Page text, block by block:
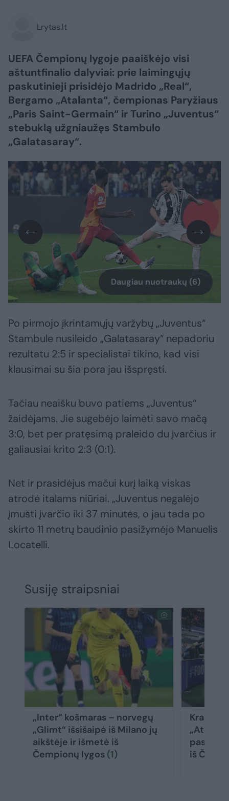
Lrytas.lt
UEFA Čempionų lygoje paaiškėjo visi
aštuntfinalio dalyviai: prie laimingųjų
paskutinieji prisidėjo Madrido „Real“,
Bergamo „Atalanta“, čempionas Paryžiaus
„Paris Saint-Germain“ ir Turino „Juventus“
stebuklą užgniaužęs Stambulo
„Galatasaray“.
Daugiau nuotraukų (6)
Po pirmojo įkrintamųjų varžybų „Juventus“
Stambule nusileido „Galatasaray“ nepadoriu
rezultatu 2:5 ir specialistai tikino, kad visi
klausimai su šia pora jau išspręsti.
Tačiau neaišku buvo patiems „Juventus“
žaidėjams. Jie sugebėjo laimėti savo mačą
3:0, bet per pratęsimą praleido du įvarčius ir
galiausiai krito 2:3 (0:1).
Net ir prasidėjus mačui kurį laiką viskas
atrodė italams niūriai. „Juventus negalėjo
įmušti įvarčio iki 37 minutės, o jau tada po
skirto 11 metrų baudinio pasižymėjo Manuelis
Locatelli.
Susiję straipsniai
„Inter“ košmaras – norvegų
„Glimt“ išsišaipė iš Milano jų
aikštėje ir išmetė iš
Čempionų lygos (1)
Krauju
iš